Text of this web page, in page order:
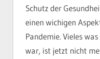
Schutz der
einen wichigen
Pandemie. Vieles
war, ist jetzt nicht